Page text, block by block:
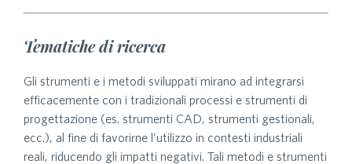
Tematiche di ricerca
Gli strumenti e i metodi sviluppati mirano ad integrarsi
efficacemente con i tradizionali processi e strumenti di
progettazione (es. strumenti CAD, strumenti gestionali,
ecc.), al fine di favorirne l’utilizzo in contesti industriali
reali, riducendo gli impatti negativi. Tali metodi e strumenti